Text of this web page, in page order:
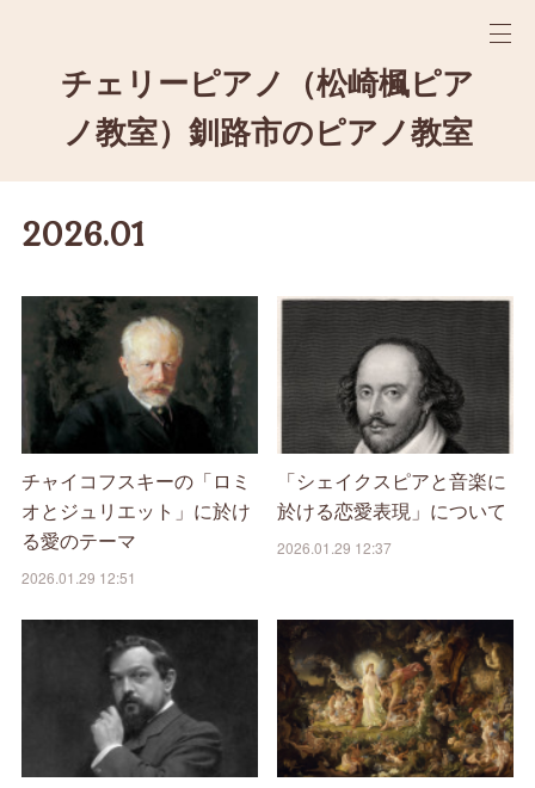
チェリーピアノ（松崎楓ピア
ノ教室）釧路市のピアノ教室
2026.01
チャイコフスキーの「ロミ
オとジュリエット」に於け
る愛のテーマ
2026.01.29 12:51
「シェイクスピアと音楽に
於ける恋愛表現」について
2026.01.29 12:37